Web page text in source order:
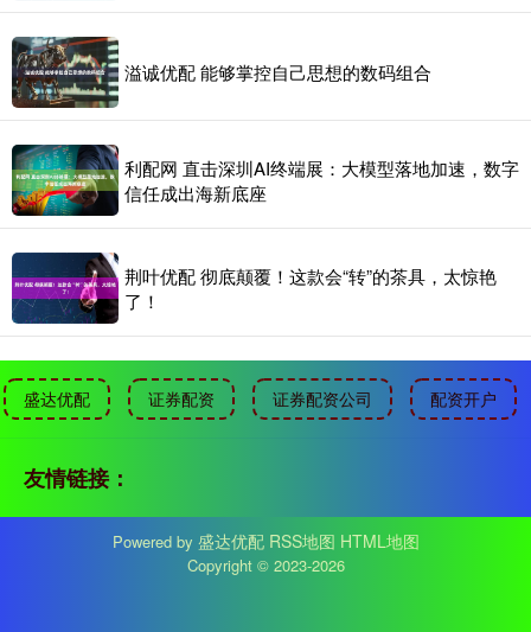
溢诚优配 能够掌控自己思想的数码组合
利配网 直击深圳AI终端展：大模型落地加速，数字
信任成出海新底座
荆叶优配 彻底颠覆！这款会“转”的茶具，太惊艳
了！
盛达优配 证券配资 证券配资公司 配资开户
友情链接：
Powered by 盛达优配 RSS地图 HTML地图
Copyright © 2023-2026